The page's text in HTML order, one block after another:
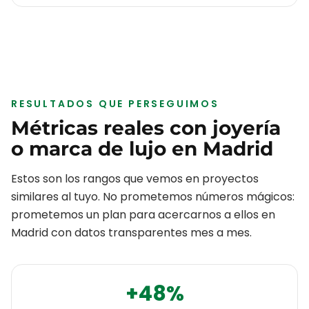
RESULTADOS QUE PERSEGUIMOS
Métricas reales con joyería
o marca de lujo en Madrid
Estos son los rangos que vemos en proyectos
similares al tuyo. No prometemos números mágicos:
prometemos un plan para acercarnos a ellos en
Madridcon datos transparentes mes a mes.
+48%